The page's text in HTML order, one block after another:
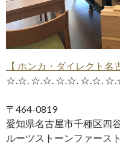
【 ホンカ・ダイレクト
☆.☆. ☆.☆. ☆.☆. ☆.☆.
〒464-0819
愛知県名古屋市千種区四
ルーツストーンファース